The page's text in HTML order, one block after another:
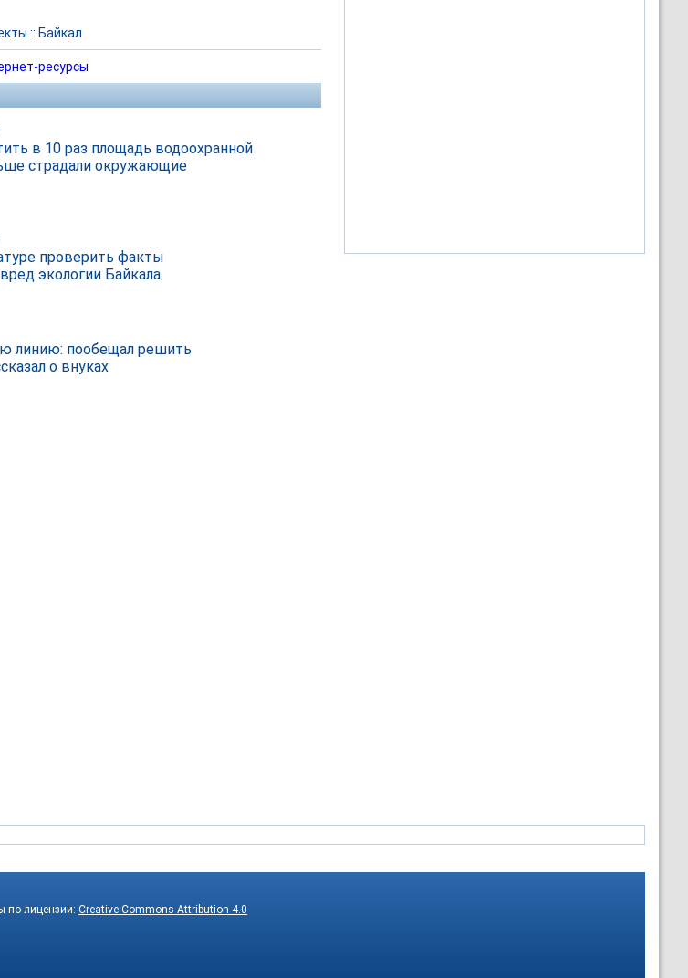
:: Байкал
ресурсы
в 10 раз площадь водоохранной
страдали окружающие
проверить факты
экологии Байкала
линию: пообещал решить
о внуках
по лицензии: Creative Commons Attribution 4.0